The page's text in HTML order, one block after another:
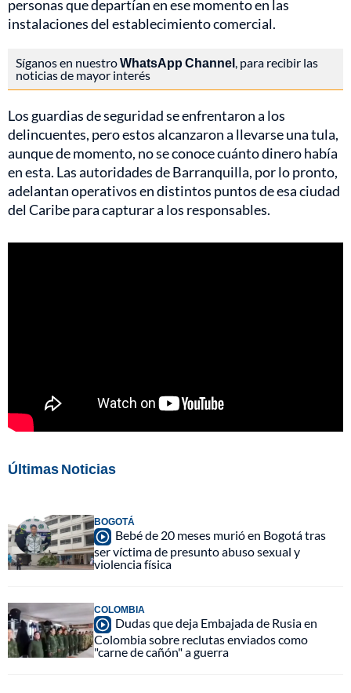
personas que departían en ese momento en las
instalaciones del establecimiento comercial.
Síganos en nuestroWhatsApp Channel, para recibir las
noticias de mayor interés
Los guardias de seguridad se enfrentaron a los
delincuentes, pero estos alcanzaron a llevarse una tula,
aunque de momento, no se conoce cuánto dinero había
en esta. Las autoridades de Barranquilla, por lo pronto,
adelantan operativos en distintos puntos de esa ciudad
del Caribe para capturar a los responsables.
Últimas Noticias
BOGOTÁ
Bebé de 20 meses murió en Bogotá tras
ser víctima de presunto abuso sexual y
violencia física
COLOMBIA
Dudas que deja Embajada de Rusia en
Colombia sobre reclutas enviados como
"carne de cañón" a guerra